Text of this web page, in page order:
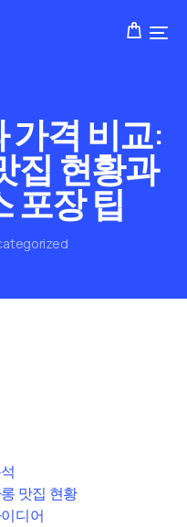
가격 비교:
집 현황과
포장 팁
맛집 현황
디어